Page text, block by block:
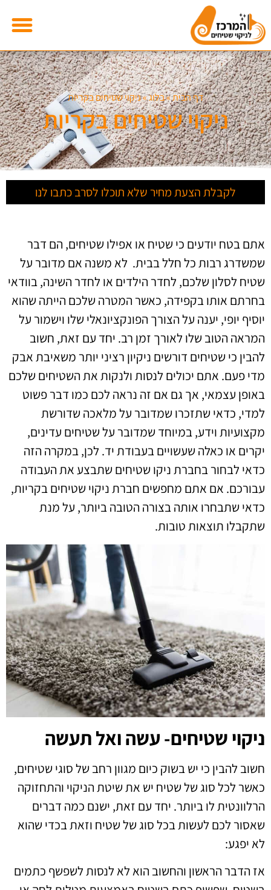
דף הבית»בלוג»ניקוי שטיחים בקריות
ניקוי שטיחים בקריות
לקבלת הצעת מחיר שלא תוכלו לסרב כתבו לנו
אתם בטח יודעים כי שטיח או אפילו שטיחים, הם דבר
שמשדרג רבות כל חלל בבית. לא משנה אם מדובר על
שטיח לסלון שלכם, לחדר הילדים או לחדר השינה, בוודאי
בחרתם אותו בקפידה, כאשר המטרה שלכם הייתה שהוא
יוסיף יופי, יענה על הצורך הפונקציונאלי שלו וישמור על
המראה הטוב שלו לאורך זמן רב. יחד עם זאת, חשוב
להבין כי שטיחים דורשים ניקיון רציני יותר משאיבת אבק
מדי פעם. אתם יכולים לנסות ולנקות את השטיחים שלכם
באופן עצמאי, אך גם אם זה נראה לכם כמו דבר פשוט
למדי, כדאי שתזכרו שמדובר על מלאכה שדורשת
מקצועיות וידע, במיוחד שמדובר על שטיחים עדינים,
יקרים או כאלה שעשויים בעבודת יד. לכן, במקרה הזה
כדאי לבחור בחברת ניקו שטיחים שתבצע את העבודה
עבורכם. אם אתם מחפשים חברת ניקוי שטיחים בקריות,
כדאי שתבחרו אותה בצורה הטובה ביותר, על מנת
שתקבלו תוצאות טובות.
ניקוי שטיחים- עשה ואל תעשה
חשוב להבין כי יש בשוק כיום מגוון רחב של סוגי שטיחים,
כאשר לכל סוג של שטיח יש את שיטת הניקוי והתחזוקה
הרלוונטית לו ביותר. יחד עם זאת, ישנם כמה דברים
שאסור לכם לעשות בכל סוג של שטיח וזאת בכדי שהוא
לא יפגע:
אז הדבר הראשון והחשוב הוא לא לנסות לשפשף כתמים